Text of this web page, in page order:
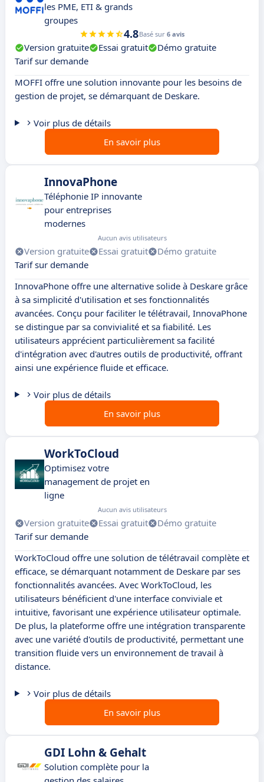
les PME, ETI & grands
groupes
4.8Basé sur 6 avis
Version gratuite Essai gratuit
Démo gratuite
Tarif sur demande
MOFFI offre une solution innovante pour les besoins de
gestion de projet, se démarquant de Deskare.
Voir plus de détails
En savoir plus
InnovaPhone
Téléphonie IP innovante
pour entreprises
modernes
Aucun avis utilisateurs
Version gratuite Essai gratuit
Démo gratuite
Tarif sur demande
InnovaPhone offre une alternative solide à Deskare grâce
à sa simplicité d'utilisation et ses fonctionnalités
avancées. Conçu pour faciliter le télétravail, InnovaPhone
se distingue par sa convivialité et sa fiabilité. Les
utilisateurs apprécient particulièrement sa facilité
d'intégration avec d'autres outils de productivité, offrant
ainsi une expérience fluide et efficace.
Voir plus de détails
En savoir plus
WorkToCloud
Optimisez votre
management de projet en
ligne
Aucun avis utilisateurs
Version gratuite Essai gratuit
Démo gratuite
Tarif sur demande
WorkToCloud offre une solution de télétravail complète et
efficace, se démarquant notamment de Deskare par ses
fonctionnalités avancées. Avec WorkToCloud, les
utilisateurs bénéficient d'une interface conviviale et
intuitive, favorisant une expérience utilisateur optimale.
De plus, la plateforme offre une intégration transparente
avec une variété d'outils de productivité, permettant une
transition fluide vers un environnement de travail à
distance.
Voir plus de détails
En savoir plus
GDI Lohn & Gehalt
Solution complète pour la